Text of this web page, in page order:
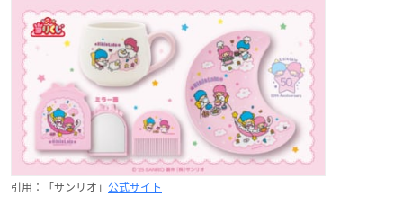
引用：「サンリオ」 公式サイト